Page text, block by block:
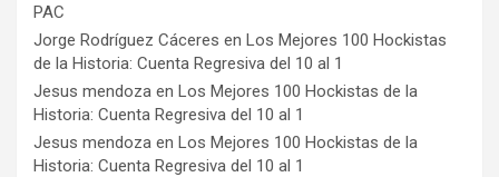
PAC
Jorge Rodríguez Cáceres en Los Mejores 100 Hockistas
de la Historia: Cuenta Regresiva del 10 al 1
Jesus mendoza en Los Mejores 100 Hockistas de la
Historia: Cuenta Regresiva del 10 al 1
Jesus mendoza en Los Mejores 100 Hockistas de la
Historia: Cuenta Regresiva del 10 al 1